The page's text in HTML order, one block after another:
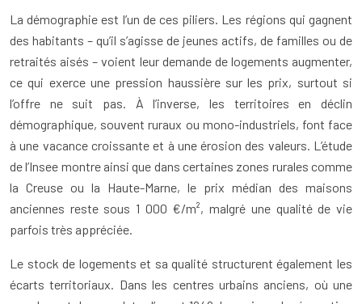
La démographie est l’un de ces piliers. Les régions qui gagnent
des habitants – qu’il s’agisse de jeunes actifs, de familles ou de
retraités aisés – voient leur demande de logements augmenter,
ce qui exerce une pression haussière sur les prix, surtout si
l’offre ne suit pas. À l’inverse, les territoires en déclin
démographique, souvent ruraux ou mono-industriels, font face
à une vacance croissante et à une érosion des valeurs. L’étude
de l’Insee montre ainsi que dans certaines zones rurales comme
la Creuse ou la Haute-Marne, le prix médian des maisons
anciennes reste sous 1 000 €/m², malgré une qualité de vie
parfois très appréciée.
Le stock de logements et sa qualité structurent également les
écarts territoriaux. Dans les centres urbains anciens, où une